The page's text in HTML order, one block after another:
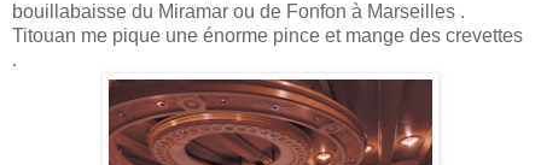
bouillabaisse du Miramar ou de Fonfon à Marseilles .
Titouan me pique une énorme pince et mange des crevettes
.